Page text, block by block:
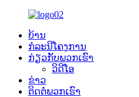
ບ້ານ
ກໍລະນີໂຄງການ
ກ່ຽວ​ກັບ​ພວກ​ເຮົາ
ວິດີໂອ
ຂ່າວ
ຕິດ​ຕໍ່​ພວກ​ເຮົາ